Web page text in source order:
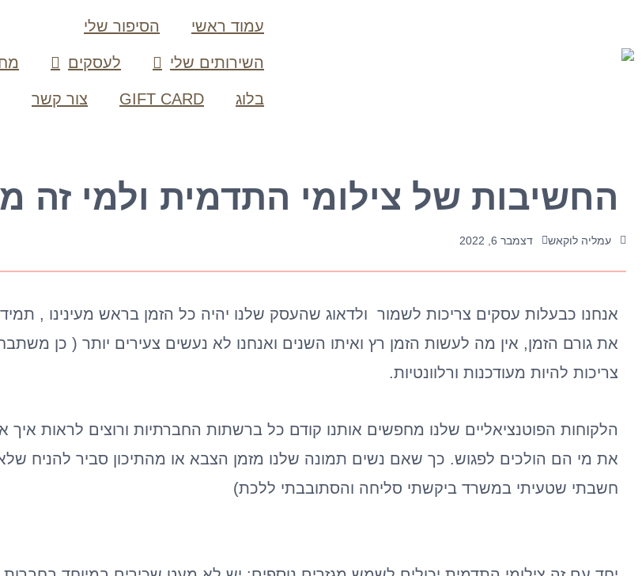
עמוד ראשי הסיפור שלי
השירותים שלי לעסקים
בלוג GIFT CARD צור קשר
החשיבות של צילומי התדמית ולמי זה
עמליה לוקאש דצמבר 6, 2022
אנחנו כבעלות עסקים צריכות לשמור ולדאוג שהעסק שלנו יהיה כל הזמן בראש מעינינו , תמיד
את גורם הזמן, אין מה לעשות הזמן רץ ואיתו השנים ואנחנו לא נעשים צעירים יותר ( כן
צריכות להיות מעודכנות ורלוונטיות.
הלקוחות הפוטנציאליים שלנו מחפשים אותנו קודם כל ברשתות החברתיות ורוצים לראות איך
את מי הם הולכים לפגוש. כך שאם נשים תמונה שלנו מזמן הצבא או מהתיכון סביר להניח
חשבתי שטעיתי במשרד ביקשתי סליחה והסתובבתי ללכת)